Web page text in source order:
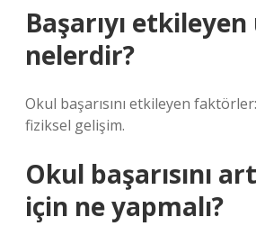
Başarıyı
nelerdir?
Okul başarısını etkileyen
fiziksel gelişim.
Okul başarısını
için ne yapmalı?